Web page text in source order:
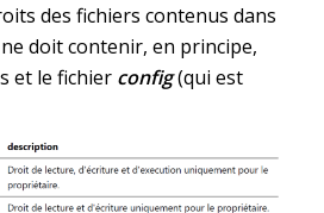
des fichiers contenus dans
doit contenir, en principe,
et le fichier config(qui est